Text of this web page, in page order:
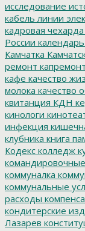
исследование
кабель линии
кадровая чехарда
России календарь
Камчатка
ремонт капремонт
кафе качество
молока качество
квитанция КДН
кинологи
инфекция
клубника книга
Кодекс колледж
командировочные
коммуналка
коммунальные
расходы
кондитерские
Лазарев